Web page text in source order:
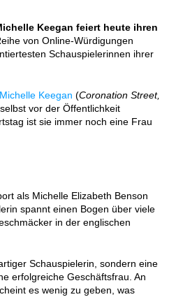
Keegan feiert heute ihren
von Online-Würdigungen
Schauspielerinnen ihrer
Michelle Keegan (Coronation Street,
vor der Öffentlichkeit
ist sie immer noch eine Frau
als Michelle Elizabeth Benson
spannt einen Bogen über viele
in der englischen
Schauspielerin, sondern eine
erfolgreiche Geschäftsfrau. An
es wenig zu geben, was